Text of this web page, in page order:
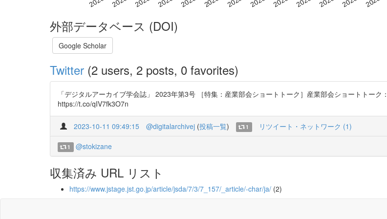
外部データベース (DOI)
Google Scholar
Twitter (2 users, 2 posts, 0 favorites)
「デジタルアーカイブ学会誌」 2023年第3号 ［特集：産業部会ショートトーク］産業部会ショートトー
https://t.co/qIV7fk3O7n
2023-10-11 09:49:15 @digitalarchivej (投稿一覧) 1 リツイート・ネットワーク (1)
1 @stokizane
収集済み URL リスト
https://www.jstage.jst.go.jp/article/jsda/7/3/7_157/_article/-char/ja/ (2)